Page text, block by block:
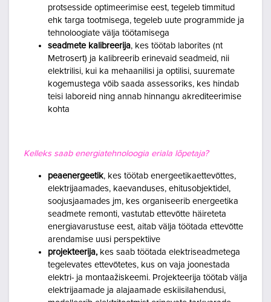
protsesside optimeerimise eest, tegeleb timmitud
ehk targa tootmisega, tegeleb uute programmide ja
tehnoloogiate välja töötamisega
seadmete kalibreerija, kes töötab laborites (nt
Metrosert) ja kalibreerib erinevaid seadmeid, nii
elektrilisi, kui ka mehaanilisi ja optilisi, suuremate
kogemustega võib saada assessoriks, kes hindab
teisi laboreid ning annab hinnangu akrediteerimise
kohta
Kelleks saab energiatehnoloogia eriala lõpetaja?
peaenergeetik, kes töötab energeetikaettevõttes,
elektrijaamades, kaevanduses, ehitusobjektidel,
soojusjaamades jm, kes organiseerib energeetika
seadmete remonti, vastutab ettevõtte häireteta
energiavarustuse eest, aitab välja töötada ettevõtte
arendamise uusi perspektiive
projekteerija, kes saab töötada elektriseadmetega
tegelevates ettevõtetes, kus on vaja joonestada
elektri- ja montaažiskeemi. Projekteerija töötab välja
elektrijaamade ja alajaamade eskiisilahendusi,